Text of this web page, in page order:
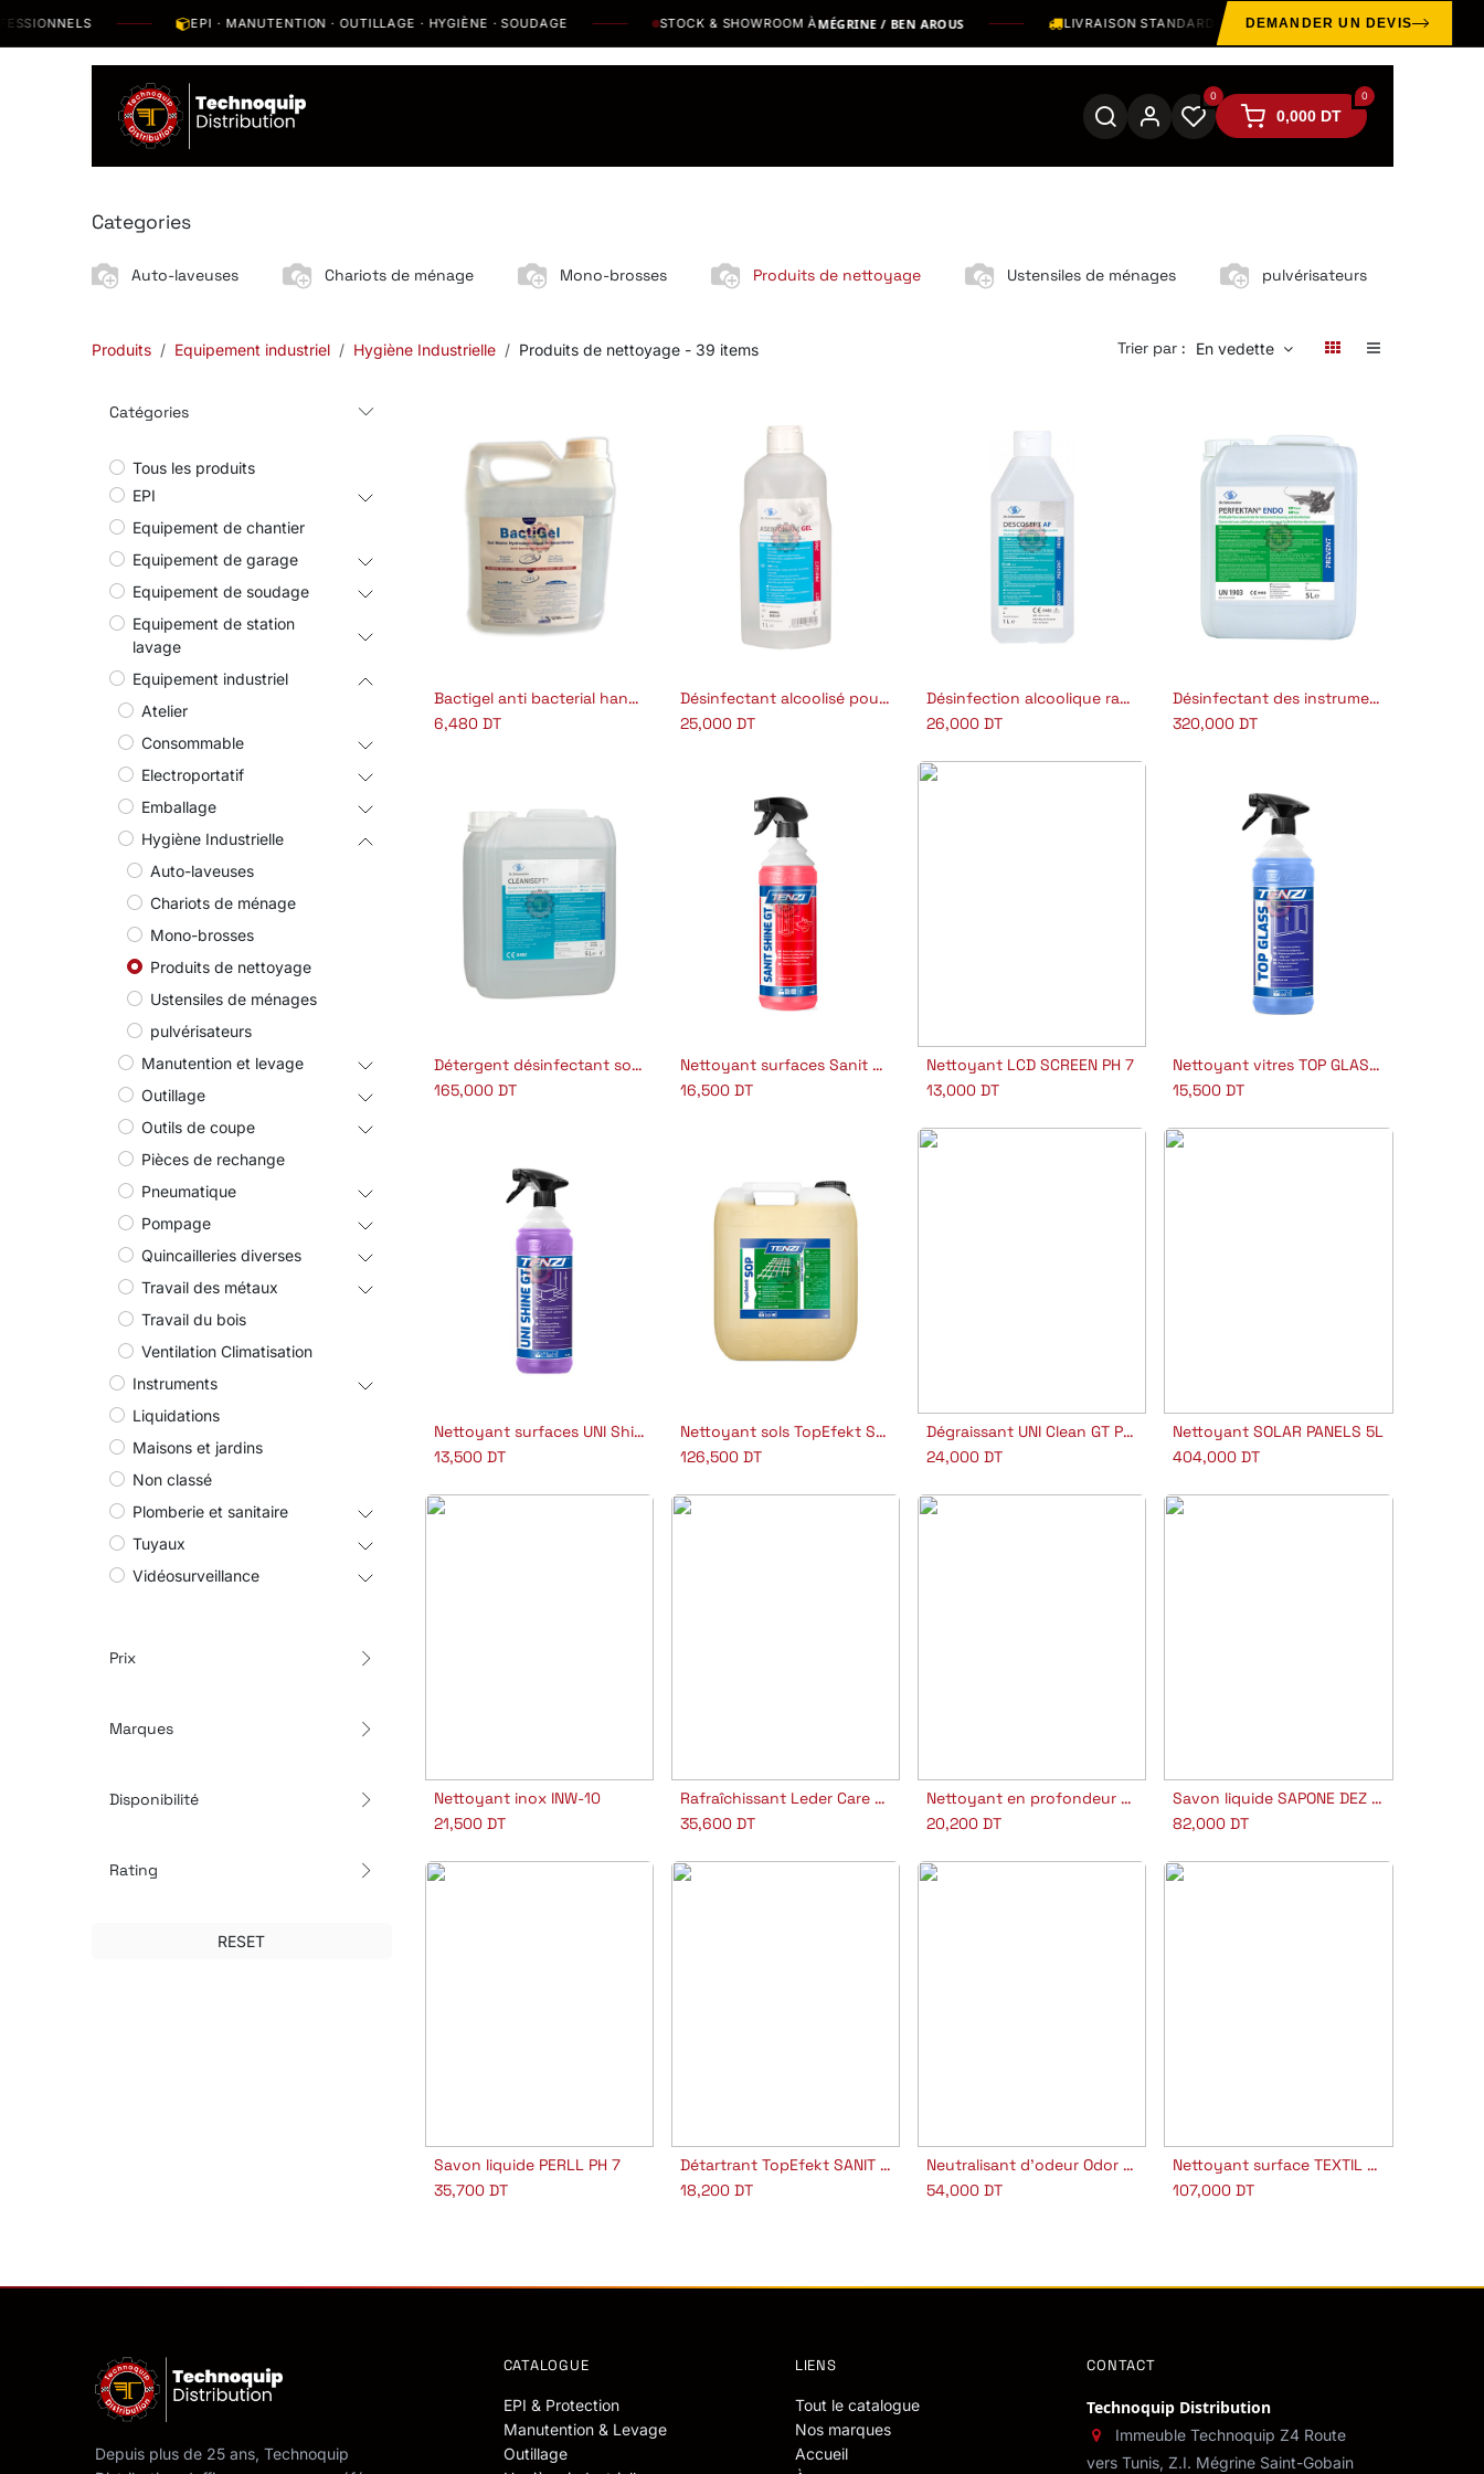
EPI · MANUTENTION · OUTILLAGE · HYGIÈNE · SOUDAGE STOCK & SHOWROOM ÀMÉGRINE / BEN AROUS LIVRAISON STANDARD OFFERTE SUR LE GRAND TUNIS DÈS300 TND
DEMANDER UN DEVIS
0 0
0,000DT
Categories
Auto-laveuses Chariots de ménage Mono-brosses Produits de nettoyage Ustensiles de ménages pulvérisateurs
Produits Equipement industriel Hygiène Industrielle Produits de nettoyage- 39 items Trier par : En vedette
Catégories
Tous les produits
EPI
Equipement de chantier
Equipement de garage
Equipement de soudage
Equipement de station
lavage
Equipement industriel
Atelier
Consommable
Electroportatif
Emballage
Hygiène Industrielle
Auto-laveuses
Chariots de ménage
Mono-brosses
Produits de nettoyage
Ustensiles de ménages
pulvérisateurs
Manutention et levage
Outillage
Outils de coupe
Pièces de rechange
Pneumatique
Pompage
Quincailleries diverses
Travail des métaux
Travail du bois
Ventilation Climatisation
Instruments
Liquidations
Maisons et jardins
Non classé
Plomberie et sanitaire
Tuyaux
Vidéosurveillance
Prix
Marques
Disponibilité
Rating
RESET
Ajouter au panier
Bactigel anti bacterial handgel
6,480DT
Ajouter au panier
Désinfectant alcoolisé pour les mains
25,000DT
Ajouter au panier
Désinfection alcoolique rapide
26,000 DT
Ajouter au panier
Désinfectant des instruments concentré 2%
320,000 DT
Ajouter au panier
Détergent désinfectant sols et surface
165,000DT
Ajouter au panier
Nettoyant surfaces Sanit Shine GT
16,500DT
Ajouter au panier
Nettoyant LCD SCREEN PH 7
13,000 DT
Ajouter au panier
Nettoyant vitres TOP GLASS PH 9
15,500 DT
Ajouter au panier
Nettoyant surfaces UNI Shine GT PH 9
13,500DT
Ajouter au panier
Nettoyant sols TopEfekt SOP PH 12
126,500DT
Ajouter au panier
Dégraissant UNI Clean GT PH 13
24,000 DT
Ajouter au panier
Nettoyant SOLAR PANELS 5L
404,000 DT
Ajouter au panier
Nettoyant inox INW-10
21,500DT
Ajouter au panier
Rafraîchissant Leder Care GT PH 8
35,600DT
Ajouter au panier
Nettoyant en profondeur Leder Clean
20,200 DT
Ajouter au panier
Savon liquide SAPONE DEZ EXTRA PH 5
82,000 DT
Ajouter au panier
Savon liquide PERLL PH 7
35,700DT
Ajouter au panier
Détartrant TopEfekt SANIT NF PH 1
18,200DT
Ajouter au panier
Neutralisant d'odeur Odor OFF NANO
54,000 DT
Ajouter au panier
Nettoyant surface TEXTIL PROT NANO
107,000 DT
Depuis plus de 25 ans, Technoquip
CATALOGUE
EPI & Protection
Manutention & Levage
Outillage
LIENS
Tout le catalogue
Nos marques
Accueil
CONTACT
Technoquip Distribution
Immeuble Technoquip Z4 Route
vers Tunis, Z.I. Mégrine Saint-Gobain